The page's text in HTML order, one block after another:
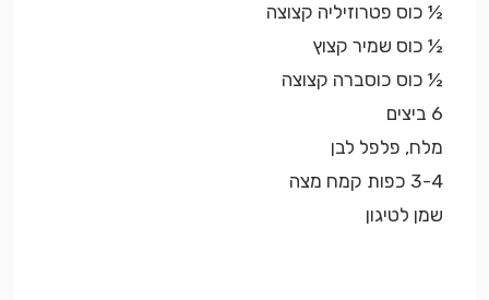
½ כוס פטרוזיליה קצוצה
½ כוס שמיר קצוץ
½ כוס כוסברה קצוצה
6 ביצים
מלח, פלפל לבן
3-4 כפות קמח מצה
שמן לטיגון